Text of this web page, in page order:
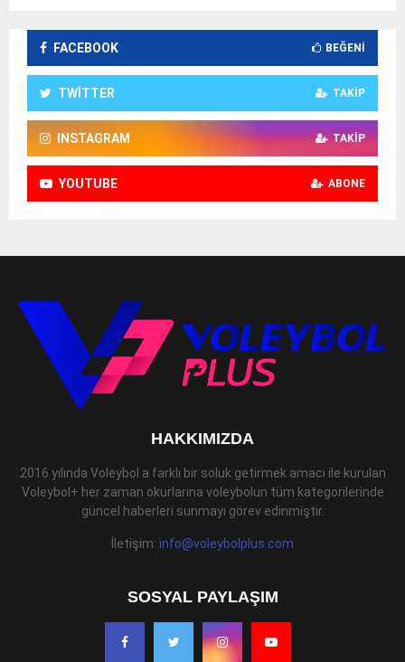
FACEBOOK BEĞENI
TWITTER TAKIP
INSTAGRAM TAKIP
YOUTUBE ABONE
HAKKIMIZDA
2016 yılında Voleybol a farklı bir soluk getirmek amacı ile kurulan
Voleybol+ her zaman okurlarına voleybolun tüm kategorilerinde
güncel haberleri sunmayı görev edinmiştir.
İletişim: info@voleybolplus.com
SOSYAL PAYLAŞIM